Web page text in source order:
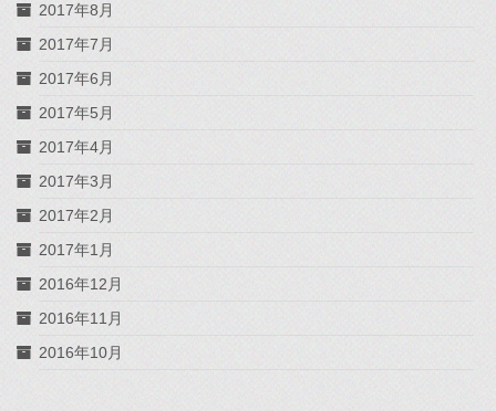
2017年8月
2017年7月
2017年6月
2017年5月
2017年4月
2017年3月
2017年2月
2017年1月
2016年12月
2016年11月
2016年10月